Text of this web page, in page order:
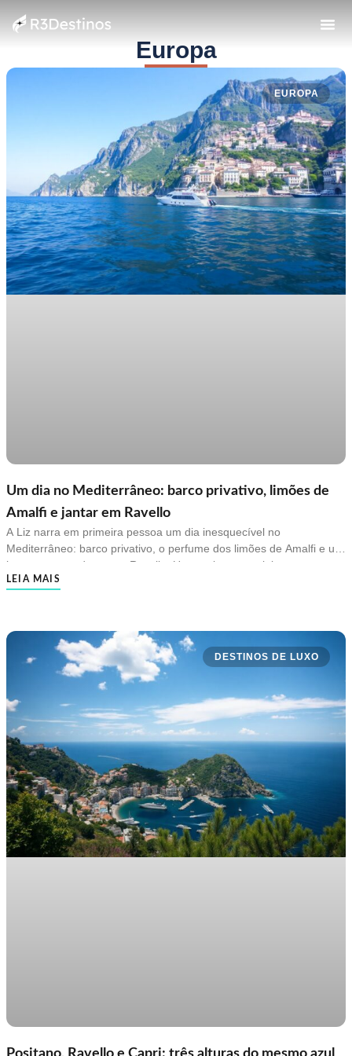
Europa
EUROPA
Um dia no Mediterrâneo: barco privativo, limões de
Amalfi e jantar em Ravello
A Liz narra em primeira pessoa um dia inesquecível no
Mediterrâneo: barco privativo, o perfume dos limões de Amalfi e um
jantar ao entardecer em Ravello. Um roteiro sensorial para quem
quer viver a Costa Amalfitana de verdade.
LEIA MAIS
DESTINOS DE LUXO